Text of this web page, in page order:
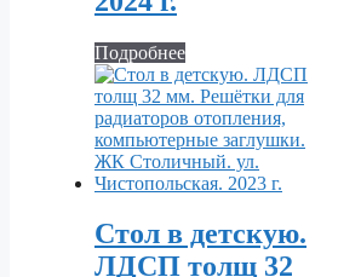
Подробнее
Стол в детскую.
ЛДСП толщ 32